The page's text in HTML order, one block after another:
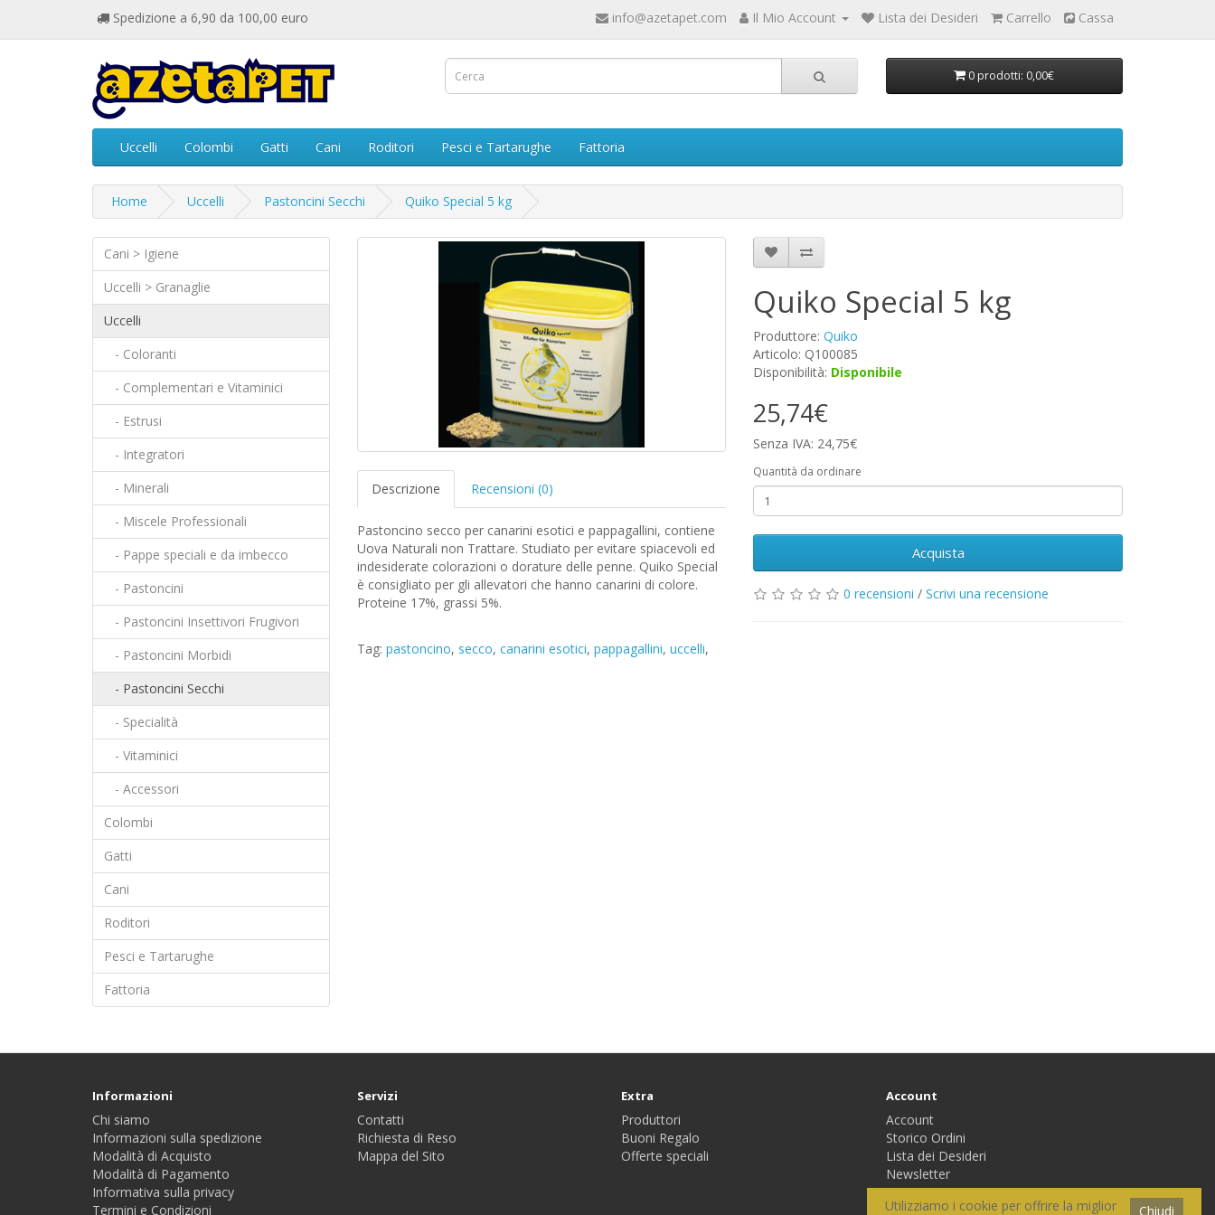
Spedizione a 6,90 da 100,00 euro info@azetapet.com Il Mio Account Lista dei Desideri Carrello Cassa
0 prodotti: 0,00€
Uccelli Colombi Gatti Cani Roditori Pesci e Tartarughe Fattoria
Home Uccelli Pastoncini Secchi Quiko Special 5 kg
Cani > Igiene
Uccelli > Granaglie
Uccelli
- Coloranti
- Complementari e Vitaminici
- Estrusi
- Integratori
- Minerali
- Miscele Professionali
- Pappe speciali e da imbecco
- Pastoncini
- Pastoncini Insettivori Frugivori
- Pastoncini Morbidi
- Pastoncini Secchi
- Specialità
- Vitaminici
- Accessori
Colombi
Gatti
Cani
Roditori
Pesci e Tartarughe
Fattoria
Descrizione Recensioni (0)
Pastoncino secco per canarini esotici e pappagallini, contiene
Uova Naturali non Trattare. Studiato per evitare spiacevoli ed
indesiderate colorazioni o dorature delle penne. Quiko Special
è consigliato per gli allevatori che hanno canarini di colore.
Proteine 17%, grassi 5%.
Quiko Special 5 kg
Produttore:Quiko
Articolo: Q100085
Disponibilità: Disponibile
25,74€
Senza IVA: 24,75€
Quantità da ordinare
Acquista
0 recensioni /Scrivi una recensione
Tag: pastoncino, secco, canarini esotici, pappagallini, uccelli,
Informazioni
Chi siamo
Informazioni sulla spedizione
Modalità di Acquisto
Modalità di Pagamento
Informativa sulla privacy
Termini e Condizioni
Servizi
Contatti
Richiesta di Reso
Mappa del Sito
Extra
Produttori
Buoni Regalo
Offerte speciali
Account
Account
Storico Ordini
Lista dei Desideri
Newsletter
Chiudi
Utilizziamo i cookie per offrire la miglior